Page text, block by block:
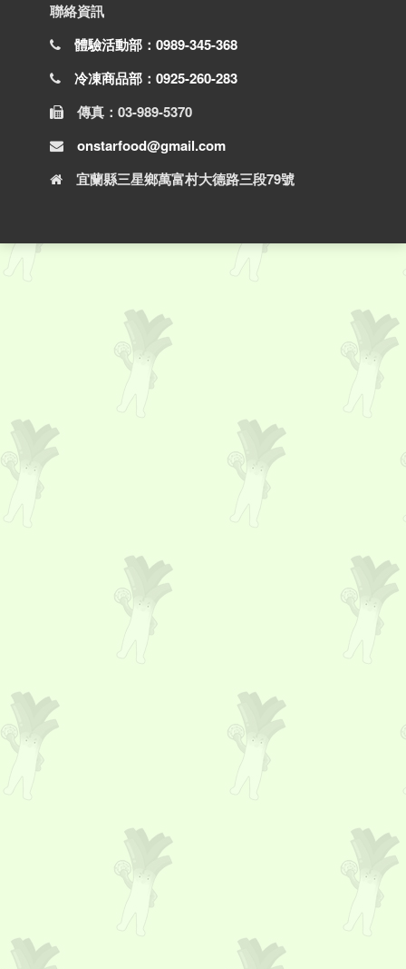
聯絡資訊
體驗活動部：0989-345-368
冷凍商品部：0925-260-283
傳真：03-989-5370
onstarfood@gmail.com
宜蘭縣三星鄉萬富村大德路三段79號